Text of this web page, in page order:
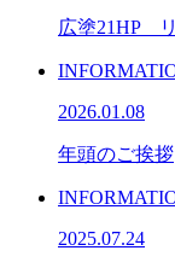
広塗21HP
2026.01.08
年頭のご挨拶
2025.07.24